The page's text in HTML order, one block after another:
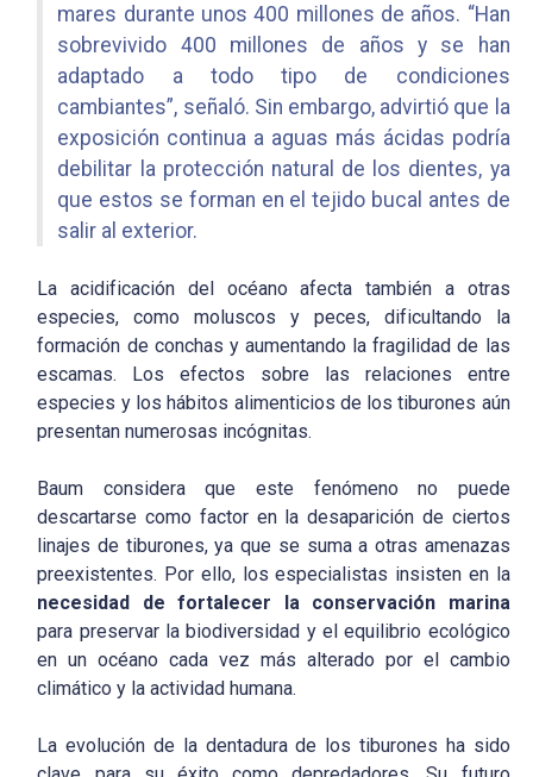
mares durante unos 400 millones de años. “Han
sobrevivido 400 millones de años y se han
adaptado a todo tipo de condiciones
cambiantes”, señaló. Sin embargo, advirtió que la
exposición continua a aguas más ácidas podría
debilitar la protección natural de los dientes, ya
que estos se forman en el tejido bucal antes de
salir al exterior.
La acidificación del océano afecta también a otras
especies, como moluscos y peces, dificultando la
formación de conchas y aumentando la fragilidad de las
escamas. Los efectos sobre las relaciones entre
especies y los hábitos alimenticios de los tiburones aún
presentan numerosas incógnitas.
Baum considera que este fenómeno no puede
descartarse como factor en la desaparición de ciertos
linajes de tiburones, ya que se suma a otras amenazas
preexistentes. Por ello, los especialistas insisten en la
necesidad de fortalecer la conservación marina
para preservar la biodiversidad y el equilibrio ecológico
en un océano cada vez más alterado por el cambio
climático y la actividad humana.
La evolución de la dentadura de los tiburones ha sido